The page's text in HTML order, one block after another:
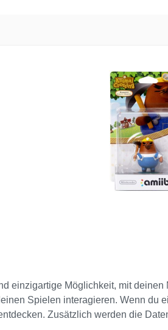
einzigartige Möglichkeit, mit
Spielen interagieren. Wenn
Zusätzlich werden die